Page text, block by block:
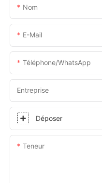
Nom
E-Mail
Téléphone/WhatsApp
Entreprise
Déposer
Teneur